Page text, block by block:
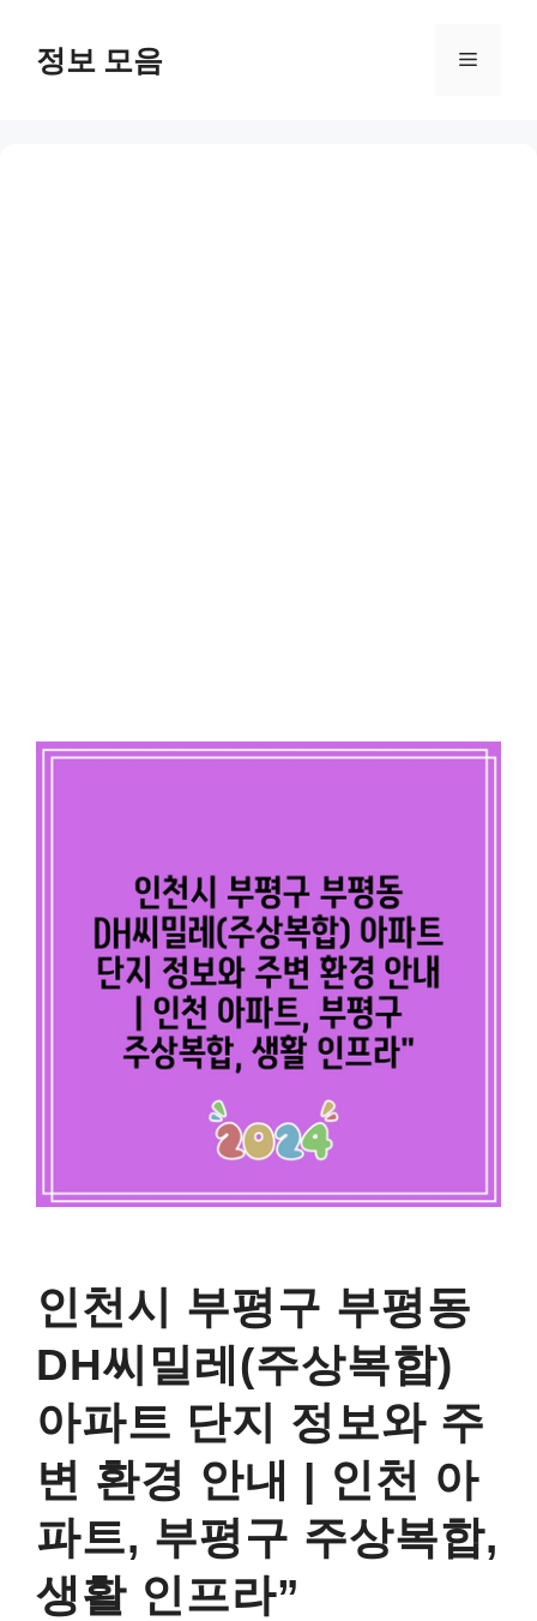
content정보 모음 Menu
인천시 부평구 부평동
DH씨밀레(주상복합)
아파트 단지 정보와 주
변 환경 안내 | 인천 아
파트, 부평구 주상복합,
생활 인프라”